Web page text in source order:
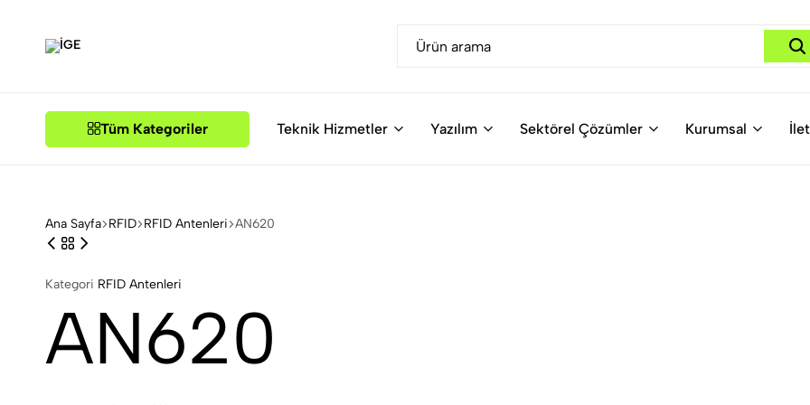
Tüm Kategoriler Teknik Hizmetler Yazılım Sektörel Çözümler Kurumsal
Ana Sayfa RFID RFID Antenleri AN620
Kategori RFID Antenleri
AN620